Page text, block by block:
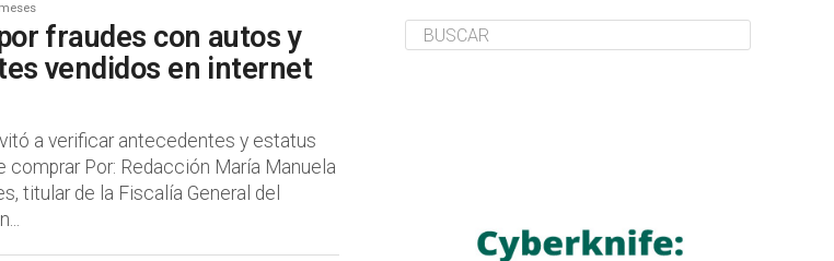
fraudes con autos y
vendidos en internet
a verificar antecedentes y estatus
comprar Por: Redacción María Manuela
titular de la Fiscalía General del